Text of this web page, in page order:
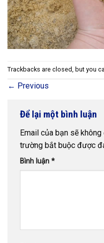
Trackbacks are closed, but you
← Previous
Để lại một bình luận
Email của bạn sẽ
trường bắt buộc được
Bình luận *